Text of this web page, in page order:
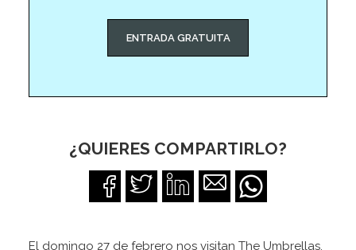
ENTRADA GRATUITA
¿QUIERES COMPARTIRLO?
El domingo 27 de febrero nos visitan The Umbrellas,